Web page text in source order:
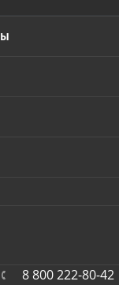
8 800 222-80-42